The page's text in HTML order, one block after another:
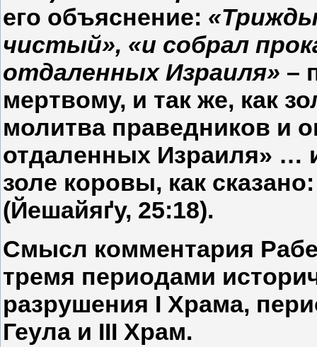
его объяснение:
чистый», «и собрал
отдаленных Израиля» –
мертвому, и так же, как
молитва праведников и
отдаленных Израиля» …
золе коровы, как
(Йешайяґу, 25:18).
Смысл комментария
тремя периодами
разрушения І Храма,
Геула и ІІІ Храм.